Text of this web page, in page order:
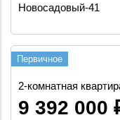
Новосадовый-41
Первичное
2-комнатная
9 392 000